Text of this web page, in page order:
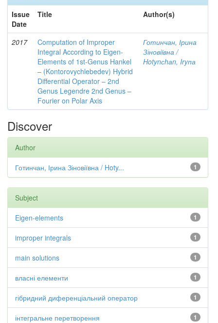
Issue
Date
Title Author(s)
2017
Computation of Improper
Integral According to Eigen-
Elements of 1st-Genus Hankel
– (Kontorovychlebedev) Hybrid
Differential Operator – 2nd
Genus Legendre 2nd Genus –
Fourier on Polar Axis
Готинчан, Ірина
Зіновіївна /
Hotynсhаn, Iryпа
Discover
Author
1
Готинчан, Ірина Зіновіївна / Hoty...
Subject
1
Eigen-elements
1
improper integrals
1
main solutions
1
власні елементи
1
гібридний диференціальний оператор
1
інтегральне перетворення